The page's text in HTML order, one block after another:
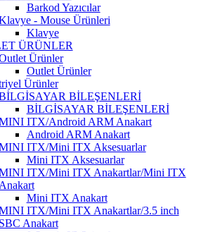
Barkod Yazıcılar
- Mouse Ürünleri
Klavye
ÜRÜNLER
Ürünler
Outlet Ürünler
Ürünler
BİLEŞENLERİ
BİLGİSAYAR BİLEŞENLERİ
ITX/Android ARM Anakart
Android ARM Anakart
ITX/Mini ITX Aksesuarlar
Mini ITX Aksesuarlar
ITX/Mini ITX Anakartlar/Mini ITX
Anakart
Mini ITX Anakart
ITX/Mini ITX Anakartlar/3.5 inch
SBC Anakart